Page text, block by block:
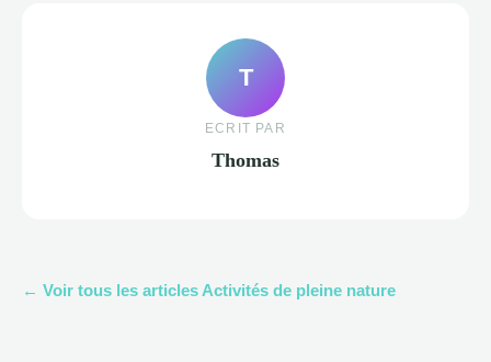
T
ECRIT PAR
Thomas
← Voir tous les articles Activités de pleine nature